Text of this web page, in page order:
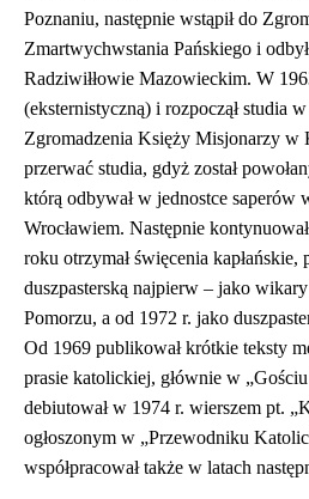
Poznaniu, następnie wstąpił do
Zmartwychwstania Pańskiego i
Radziwiłłowie Mazowieckim. W
(eksternistyczną) i rozpoczął studia
Zgromadzenia Księży Misjonarzy w
przerwać studia, gdyż został
którą odbywał w jednostce saperów
Wrocławiem. Następnie
roku otrzymał święcenia kapłańskie,
duszpasterską najpierw – jako
Pomorzu, a od 1972 r. jako
Od 1969 publikował krótkie teksty
prasie katolickiej, głównie w
debiutował w 1974 r. wierszem pt.
ogłoszonym w „Przewodniku
współpracował także w latach